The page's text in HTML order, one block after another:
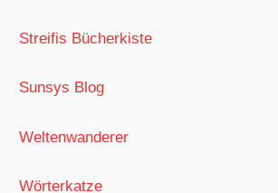
Streifis Bücherkiste
Sunsys Blog
Weltenwanderer
Wörterkatze